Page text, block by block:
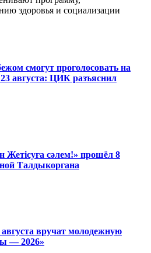
здоровья и социализации
смогут проголосовать на
августа: ЦИК разъяснил
Жетісуға сәлем!» прошёл 8
Талдыкоргана
вручат молодежную
— 2026»